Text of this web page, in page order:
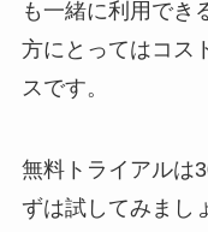
も一緒に利用でき
方にとってはコス
スです。
無料トライアルは
ずは試してみまし